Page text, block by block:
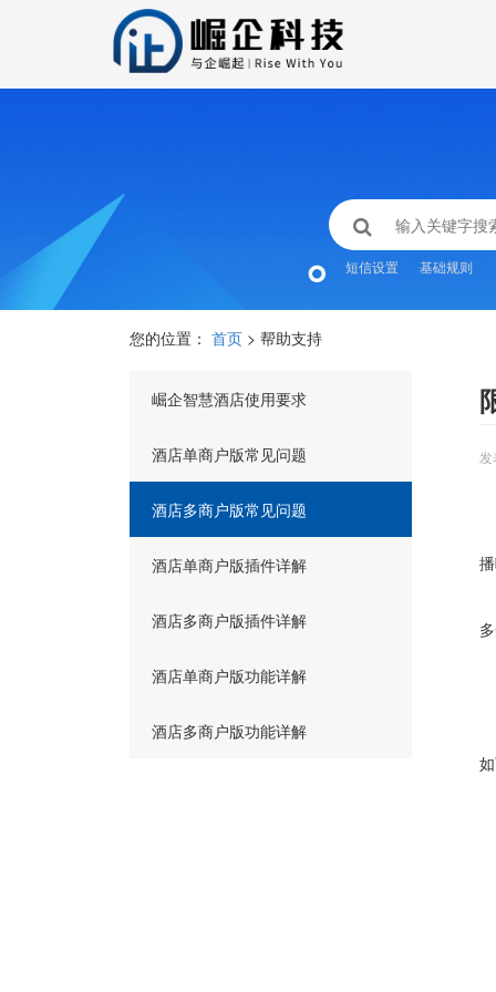
短信设置 基础规则
您的位置： 首页 > 帮助支持
崛企智慧酒店使用要求
酒店单商户版常见问题
酒店多商户版常见问题
酒店单商户版插件详解
酒店多商户版插件详解
酒店单商户版功能详解
酒店多商户版功能详解